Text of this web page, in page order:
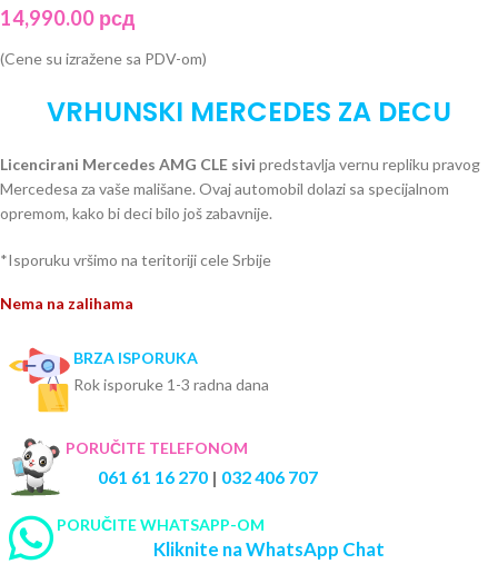
14,990.00 рсд
(Cene su izražene sa PDV-om)
VRHUNSKI MERCEDES ZA DECU
Licencirani Mercedes AMG CLE sivi predstavlja vernu repliku pravog
Mercedesa za vaše mališane. Ovaj automobil dolazi sa specijalnom
opremom, kako bi deci bilo još zabavnije.
*Isporuku vršimo na teritoriji cele Srbije
Nema na zalihama
BRZA ISPORUKA
Rok isporuke 1-3 radna dana
PORUČITE TELEFONOM
061 61 16 270 | 032 406 707
PORUČITE WHATSAPP-OM
Kliknite na WhatsApp Chat